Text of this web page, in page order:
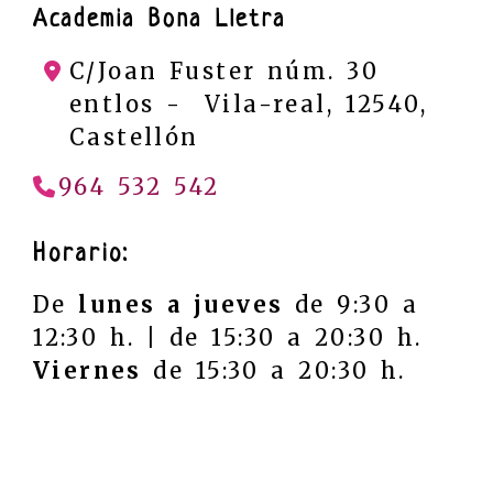
Academia Bona Lletra
C/Joan Fuster núm. 30
entlos -
Vila-real, 12540,
Castellón
964 532 542
Horario:
De lunes a jueves de 9:30 a
12:30 h. | de 15:30 a 20:30 h.
Viernes de 15:30 a 20:30 h.